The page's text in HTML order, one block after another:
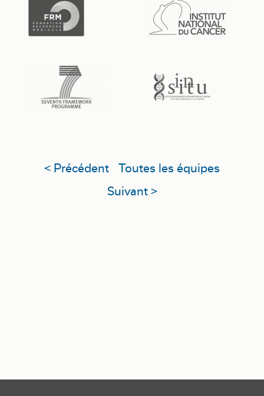
< Précédent
Toutes les équipes
Suivant >